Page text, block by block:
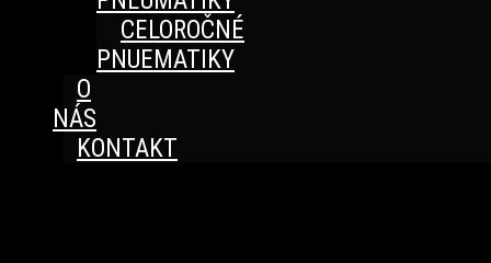
CELOROČNÉ
PNUEMATIKY
O
NÁS
KONTAKT